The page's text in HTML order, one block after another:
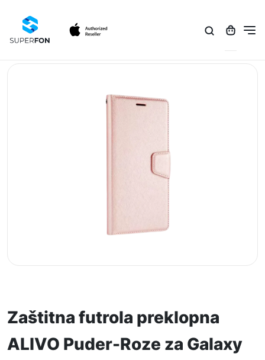
Zaštitna futrola preklopna
ALIVO Puder-Roze za Galaxy